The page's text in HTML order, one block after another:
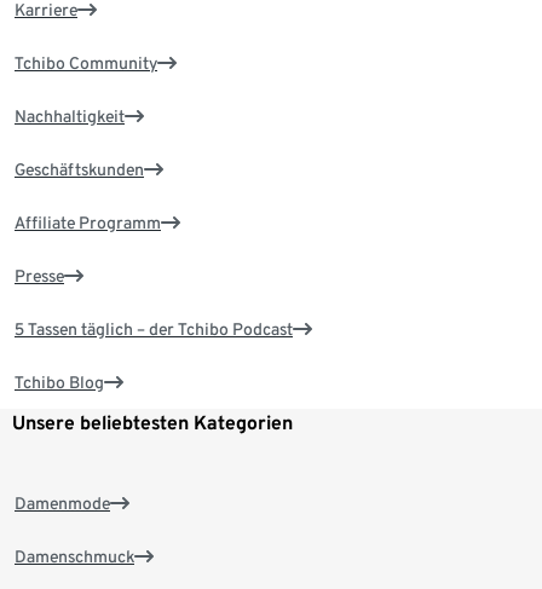
Karriere
Tchibo Community
Nachhaltigkeit
Geschäftskunden
Affiliate Programm
Presse
5 Tassen täglich – der Tchibo Podcast
Tchibo Blog
Unsere beliebtesten Kategorien
Damenmode
Damenschmuck